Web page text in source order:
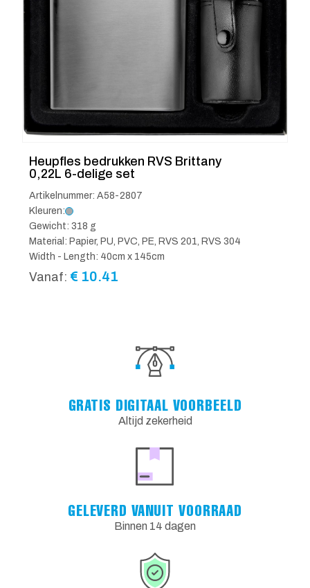
Heupfles bedrukken RVS Brittany
0,22L 6-delige set
Artikelnummer: A58-2807
Kleuren:
Gewicht: 318 g
Material: Papier, PU, PVC, PE, RVS 201, RVS 304
Width - Length: 40cm x 145cm
Vanaf: € 10.41
GRATIS DIGITAAL VOORBEELD
Altijd zekerheid
GELEVERD VANUIT VOORRAAD
Binnen 14 dagen